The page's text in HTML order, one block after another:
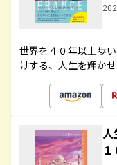
世界を４０年以上歩
けする、人生を輝か
人